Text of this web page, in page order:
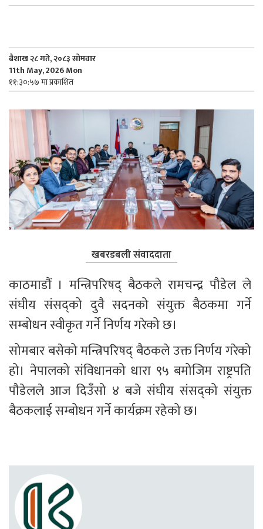
बैशाख २८ गते, २०८३ सोमवार
11th May, 2026 Mon
११:३०:५७ मा प्रकाशित
खबरडबली संवाददाता
काठमाडौं । मन्त्रिपरिषद् बैठकले रामचन्द्र पौडेल ले
संघीय संसद्को दुवै सदनको संयुक्त बैठकमा गर्ने
सम्बोधन स्वीकृत गर्ने निर्णय गरेको छ।
सोमबार बसेको मन्त्रिपरिषद् बैठकले उक्त निर्णय गरेको
हो। नेपालको संविधानको धारा ९५ बमोजिम राष्ट्रपति
पौडेलले आज दिउँसो ४ बजे संघीय संसद्को संयुक्त
बैठकलाई सम्बोधन गर्ने कार्यक्रम रहेको छ।